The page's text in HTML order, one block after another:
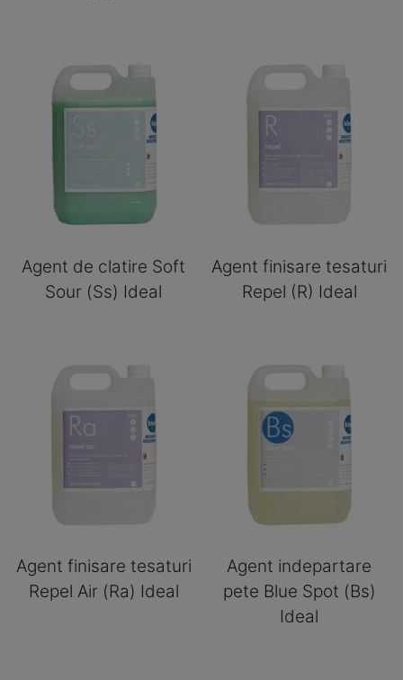
Agent de clatire Soft
Sour (Ss) Ideal
Agent finisare tesaturi
Repel (R) Ideal
Agent finisare tesaturi
Repel Air (Ra) Ideal
Agent indepartare
pete Blue Spot (Bs)
Ideal